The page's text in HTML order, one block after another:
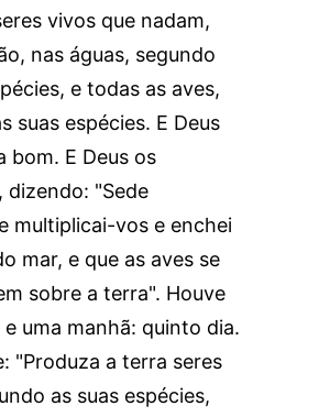
vivos que nadam,
nas águas, segundo
e todas as aves,
suas espécies. E Deus
bom. E Deus os
dizendo: "Sede
multiplicai-vos e enchei
mar, e que as aves se
sobre a terra". Houve
uma manhã: quinto dia.
"Produza a terra seres
as suas espécies,